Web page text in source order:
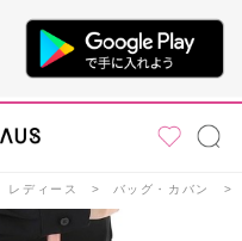
レディース バッグ・カバン